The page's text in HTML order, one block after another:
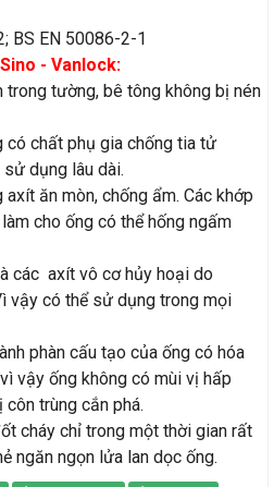
TÀI
TRƯỜNG
CÁP
ĐIỆN
DAPHACO
LION
CÁP
ĐIỆN
ỐNG
ĐIỆN
ỐNG
ĐIỆN
AC
ỐNG
ĐIỆN
NANO
CẮM
CÔNG
TẮC
CẮM
CÔNG
TẮC
CẮM
SINO
CÔNG
BỊ
ĐÓNG
MCB,
MCCB
LẠI
THIẾT
BỊ
NGẮT
MCB,
MCCB
ĐÈN
LED,
QUAY
LẠI
BS EN 50086-2-1
- Vanlock:
trong tường, bê tông không bị nén
có chất phụ gia chống tia tử
dụng lâu dài.
ăn mòn, chống ẩm. Các khớp
cho ống có thể hống ngấm
các axít vô cơ hủy hoại do
vậy có thể sử dụng trong mọi
phàn cấu tạo của ống có hóa
vậy ống không có mùi vị hấp
trùng cắn phá.
cháy chỉ trong một thời gian rất
ngăn ngọn lửa lan dọc ống.